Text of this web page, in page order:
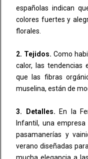
españolas indican
colores fuertes y
florales.
2. Tejidos. Como
calor, las tendencias
que las fibras
muselina, están de
3. Detalles. En la
Infantil, una
pasamanerías y
verano diseñadas